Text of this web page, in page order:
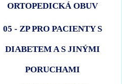
ORTOPEDICKÁ OBUV
05 - ZP PRO PACIENTY S
DIABETEM A S JINÝMI
PORUCHAMI